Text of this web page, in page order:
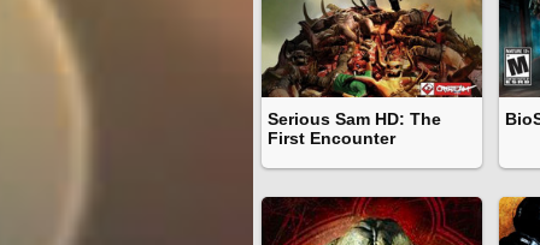
Serious Sam HD: The
First Encounter